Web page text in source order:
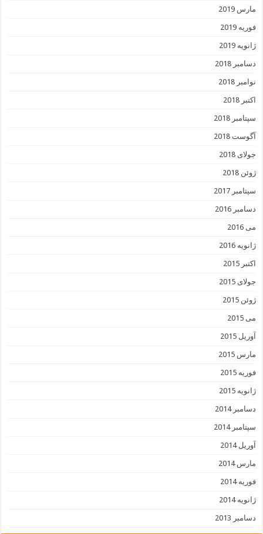
مارس 2019
فوریه 2019
ژانویه 2019
دسامبر 2018
نوامبر 2018
اکتبر 2018
سپتامبر 2018
آگوست 2018
جولای 2018
ژوئن 2018
سپتامبر 2017
دسامبر 2016
می 2016
ژانویه 2016
اکتبر 2015
جولای 2015
ژوئن 2015
می 2015
آوریل 2015
مارس 2015
فوریه 2015
ژانویه 2015
دسامبر 2014
سپتامبر 2014
آوریل 2014
مارس 2014
فوریه 2014
ژانویه 2014
دسامبر 2013